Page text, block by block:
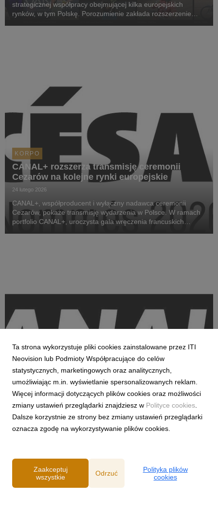
strategicznej współpracy obejmującej kilka europejskich
rynków, w tym Polskę. Porozumienie zakłada rozszerzenie
KORPO
CANAL+ rozszerza transmisję ceremonii
Cezarów na kolejne rynki europejskie
24 lutego 2026
CANAL+, współproducent i wyłączny nadawca ceremonii
Cezarów, pokaże transmisję wydarzenia w Polsce. W ramach
portfolio CANAL+, uroczysta gala wręczenia francuskich
KORPO
CANAL+ ORAZ WARNER BROS. DISCOVERY
WZMACNIAJĄ MIĘDZYNARODOWE
PARTNERSTWO STRATEGICZNE
31 grudnia 2025
CANAL+ oraz jego wieloletni partner Warner Bros. Discovery z
przyjemnością informują o podpisaniu nowej, wieloletniej i
obejmującej wiele terytoriów umowy, stanowiącej istotny krok w
Ta strona wykorzystuje pliki cookies zainstalowane przez ITI
Neovision lub Podmioty Współpracujące do celów
statystycznych, marketingowych oraz analitycznych,
umożliwiając m.in. wyświetlanie spersonalizowanych reklam.
Więcej informacji dotyczących plików cookies oraz możliwości
zmiany ustawień przeglądarki znajdziesz w Polityce cookies
Dalsze korzystnie ze strony bez zmiany ustawień przeglądarki
oznacza zgodę na wykorzystywanie plików cookies.
Zaakceptuj
wszystkie
Odrzuć
Polityka plików
cookies